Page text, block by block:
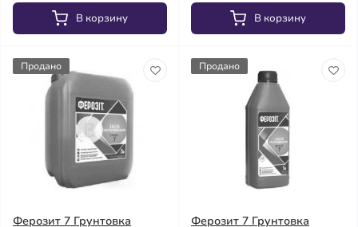
В корзину В корзину
Продано
Ферозит 7 Грунтовка
Продано
Ферозит 7 Грунтовка